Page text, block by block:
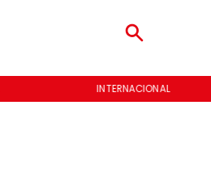
INTERNACIONAL